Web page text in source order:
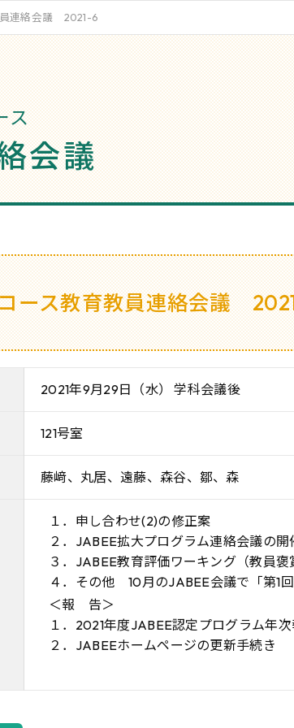
連絡会議 2021-6
ス
会議
ース教育教員連絡会議
2021年9月29日（水） 学科会議後
121号室
藤﨑、丸居、遠藤、森谷、鄒、森
１．申し合わせ(2)の修正案
２．JABEE拡大プログラム連絡会議の開
３．JABEE教育評価ワーキング（教員
４．その他 10月のJABEE会議で「第1
＜報 告＞
１．2021年度JABEE認定プログラム年
２．JABEEホームページの更新手続き